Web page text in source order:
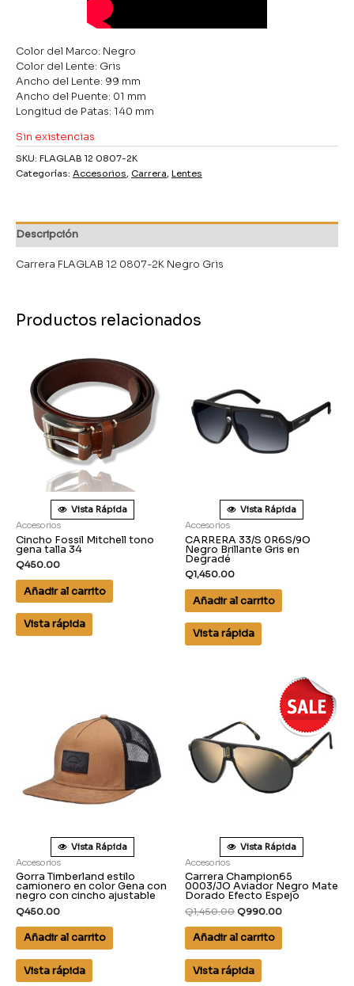
Color del Marco: Negro
Color del Lente: Gris
Ancho del Lente: 99 mm
Ancho del Puente: 01 mm
Longitud de Patas: 140 mm
Sin existencias
SKU: FLAGLAB 12 0807-2K
Categorías: Accesorios, Carrera, Lentes
Descripción
Carrera FLAGLAB 12 0807-2K Negro Gris
Productos relacionados
Vista Rápida
Accesorios
Cincho Fossil Mitchell tono
gena talla 34
Q450.00
Añadir al carrito
Vista rápida
Vista Rápida
Accesorios
CARRERA 33/S 0R6S/9O
Negro Brillante Gris en
Degradé
Q1,450.00
Añadir al carrito
Vista rápida
Vista Rápida
Accesorios
Gorra Timberland estilo
camionero en color Gena con
negro con cincho ajustable
Q450.00
Añadir al carrito
Vista rápida
Vista Rápida
Accesorios
Carrera Champion65
0003/JO Aviador Negro Mate
Dorado Efecto Espejo
Q1,450.00 Q990.00
Añadir al carrito
Vista rápida